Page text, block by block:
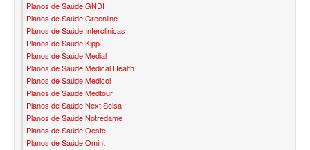
PLENA PLANO DE SAÚDE FAMILIAR
QSAUDE PLANO DE SAÚDE FAMILIAR
SANTA HELENA PLANO DE SAÚDE FAMILIAR
SANTARIS PLANO DE SAÚDE FAMILIAR
Planos de Saúde GNDI
Planos de Saúde Greenline
Planos de Saúde Interclinicas
Planos de Saúde Kipp
Planos de Saúde Medial
Planos de Saúde Medical Health
Planos de Saúde Medicol
Planos de Saúde Medtour
Planos de Saúde Next Seisa
Planos de Saúde Notredame
Planos de Saúde Oeste
Planos de Saúde Omint